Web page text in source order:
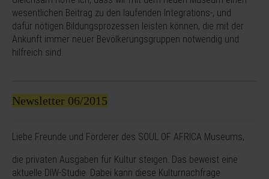
wesentlichen Beitrag zu den laufenden Integrations-, und
dafür nötigen Bildungsprozessen leisten können, die mit der
Ankunft immer neuer Bevölkerungsgruppen notwendig und
hilfreich sind.
Newsletter 06/2015
Liebe Freunde und Förderer des SOUL OF AFRICA Museums,
die privaten Ausgaben für Kultur steigen. Das beweist eine
aktuelle DIW-Studie. Dabei kann diese Kulturnachfrage